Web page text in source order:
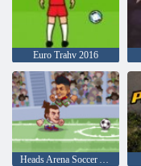
Euro Trahv 2016
Heads Arena Soccer All Stars